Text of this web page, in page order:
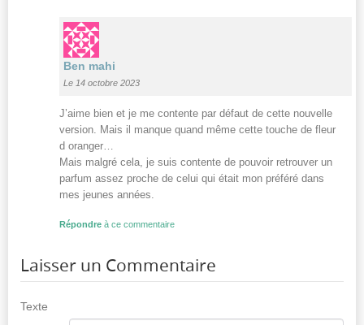
Ben mahi
Le 14 octobre 2023
J’aime bien et je me contente par défaut de cette nouvelle
version. Mais il manque quand même cette touche de fleur
d oranger…
Mais malgré cela, je suis contente de pouvoir retrouver un
parfum assez proche de celui qui était mon préféré dans
mes jeunes années.
Répondre à ce commentaire
Laisser un Commentaire
Texte